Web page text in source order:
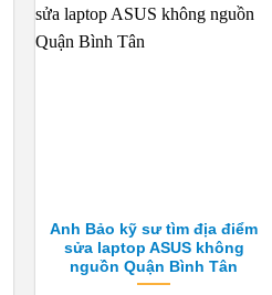
Anh Bảo kỹ sư tìm địa điểm
sửa laptop ASUS không
nguồn Quận Bình Tân